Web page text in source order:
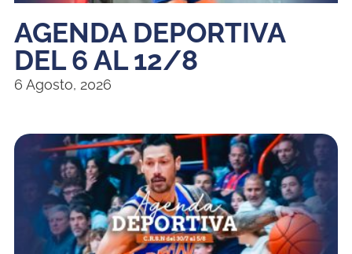
AGENDA DEPORTIVA
DEL 6 AL 12/8
6 Agosto, 2026